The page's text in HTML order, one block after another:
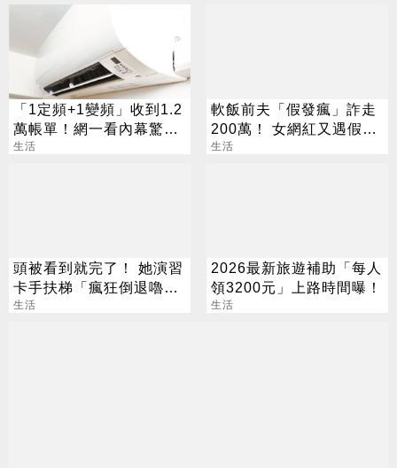
「1定頻+1變頻」收到1.2
萬帳單！網一看內幕驚：
養了吃電怪物
生活
軟飯前夫「假發瘋」詐走
200萬！ 女網紅又遇假富
豪 養套殺噴2千萬
生活
頭被看到就完了！ 她演習
卡手扶梯「瘋狂倒退嚕」
網笑：15萬的壓力
生活
2026最新旅遊補助「每人
領3200元」上路時間曝！
生活